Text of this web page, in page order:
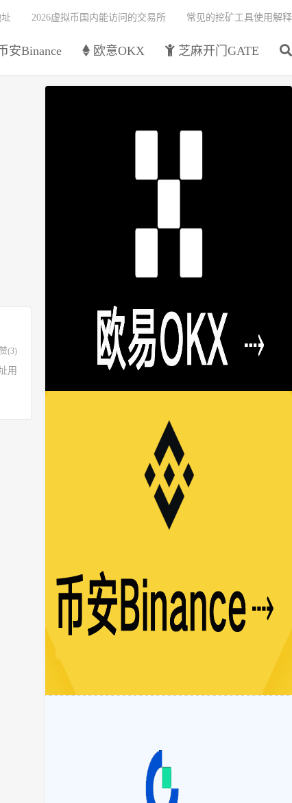
安Binance 欧意OKX 芝麻开门GATE
2026虚拟币国内能访问的交易所 常见的挖矿工具使用解释
赞(3)
用